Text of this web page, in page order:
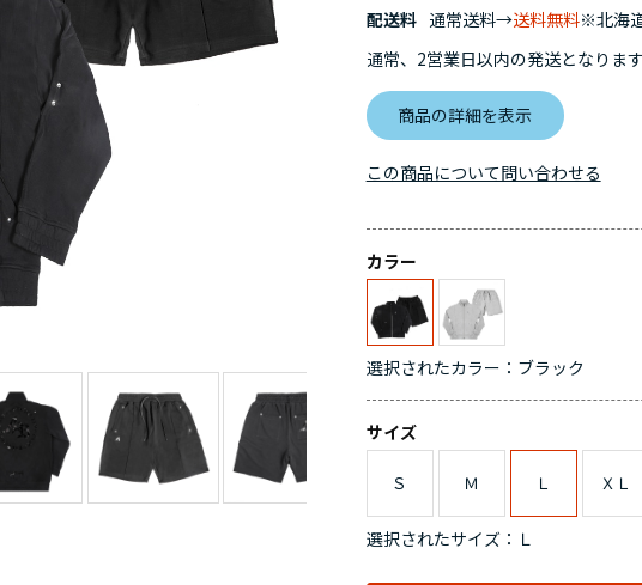
配送料 通常送料→送料無料※北海
通常、2営業日以内の発送となりま
商品の詳細を表示
カラー
選択されたカラー：ブラック
サイズ
Ｓ Ｍ Ｌ ＸＬ
選択されたサイズ：Ｌ
この商品について問い合わせる